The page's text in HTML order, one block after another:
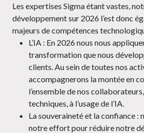
Les expertises Sigma étant vastes,
développement sur 2026 l’est donc
majeurs de compétences
L’IA : En 2026 nous nous
transformation que nous
clients. Au sein de toutes nos
accompagnerons la montée en
l’ensemble de nos
techniques, à l’usage de l’IA.
La souveraineté et la confiance :
notre effort pour réduire notre